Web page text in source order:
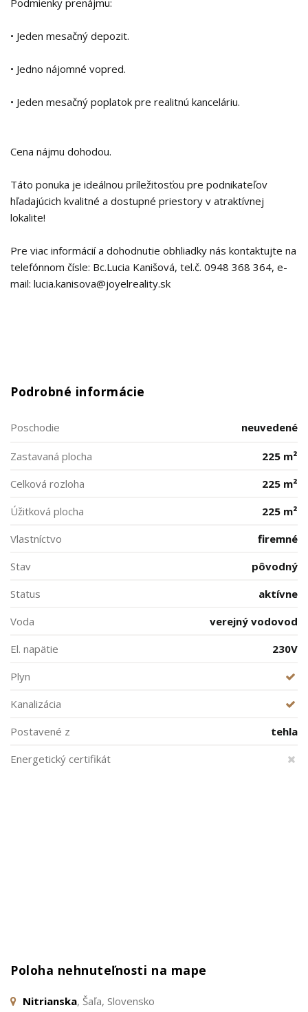
Podmienky prenájmu:
• Jeden mesačný depozit.
• Jedno nájomné vopred.
• Jeden mesačný poplatok pre realitnú kanceláriu.
Cena nájmu dohodou.
Táto ponuka je ideálnou príležitosťou pre podnikateľov
hľadajúcich kvalitné a dostupné priestory v atraktívnej
lokalite!
Pre viac informácií a dohodnutie obhliadky nás kontaktujte na
telefónnom čísle: Bc.Lucia Kanišová, tel.č. 0948 368 364, e-
mail: lucia.kanisova@joyelreality.sk
Podrobné informácie
Poschodie neuvedené
Zastavaná plocha
225 m²
Celková rozloha
225 m²
Úžitková plocha
225 m²
Vlastníctvo
firemné
Stav
pôvodný
Status
aktívne
Voda
verejný vodovod
El. napätie
230V
Plyn
Kanalizácia
Postavené z
tehla
Energetický certifikát
Poloha nehnuteľnosti na mape
Nitrianska, Šaľa, Slovensko